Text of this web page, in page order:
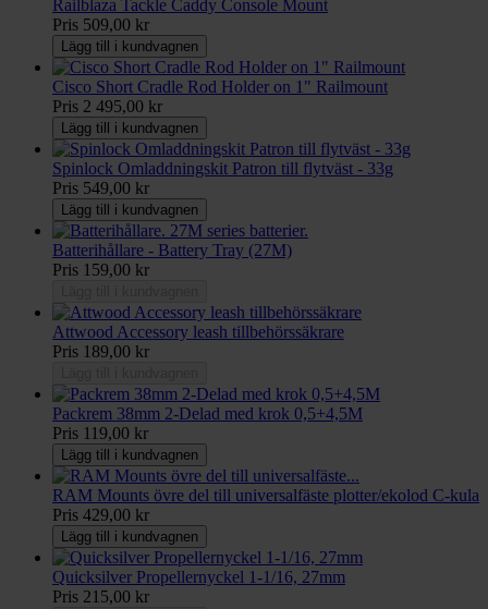
Railblaza Tackle Caddy Console Mount
Pris 509,00 kr
Lägg till i kundvagnen
Cisco Short Cradle Rod Holder on 1" Railmount
Pris 2 495,00 kr
Lägg till i kundvagnen
Spinlock Omladdningskit Patron till flytväst - 33g
Pris 549,00 kr
Lägg till i kundvagnen
Batterihållare - Battery Tray (27M)
Pris 159,00 kr
Attwood Accessory leash tillbehörssäkrare
Pris 189,00 kr
Packrem 38mm 2-Delad med krok 0,5+4,5M
Pris 119,00 kr
Lägg till i kundvagnen
RAM Mounts övre del till universalfäste plotter/ekolod C-kula
Pris 429,00 kr
Lägg till i kundvagnen
Quicksilver Propellernyckel 1-1/16, 27mm
Pris 215,00 kr